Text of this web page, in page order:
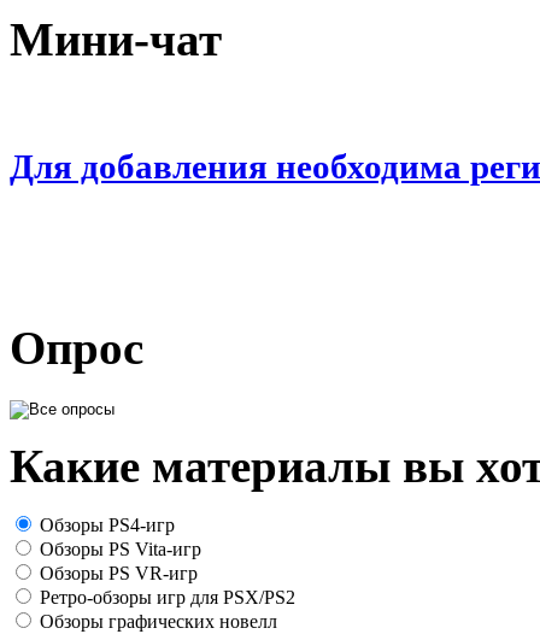
Мини-чат
Для добавления необходима
Опрос
Какие материалы вы
Обзоры PS4-игр
Обзоры PS Vita-игр
Обзоры PS VR-игр
Ретро-обзоры игр для PSX/PS2
Обзоры графических новелл